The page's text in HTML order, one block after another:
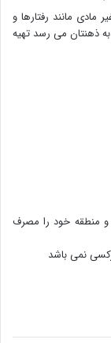
مادی مانند رفتارها و
ذهنتان می رسد تهیه
و‌‌ منطقه خود را مصرف
نمی باشد